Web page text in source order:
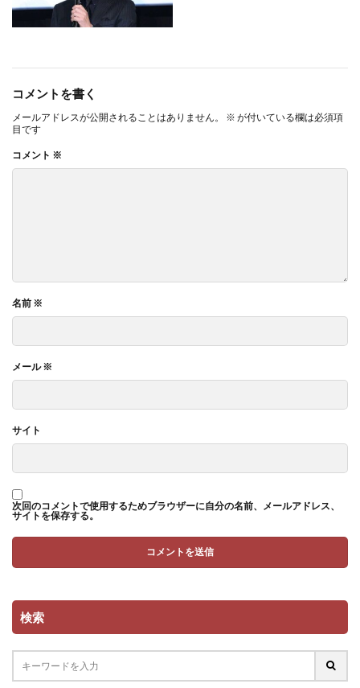
コメントを書く
メールアドレスが公開されることはありません。 ※ が付いている欄は必須項
目です
コメント ※
名前 ※
メール※
サイト
次回のコメントで使用するためブラウザーに自分の名前、メールアドレス、
サイトを保存する。
検索